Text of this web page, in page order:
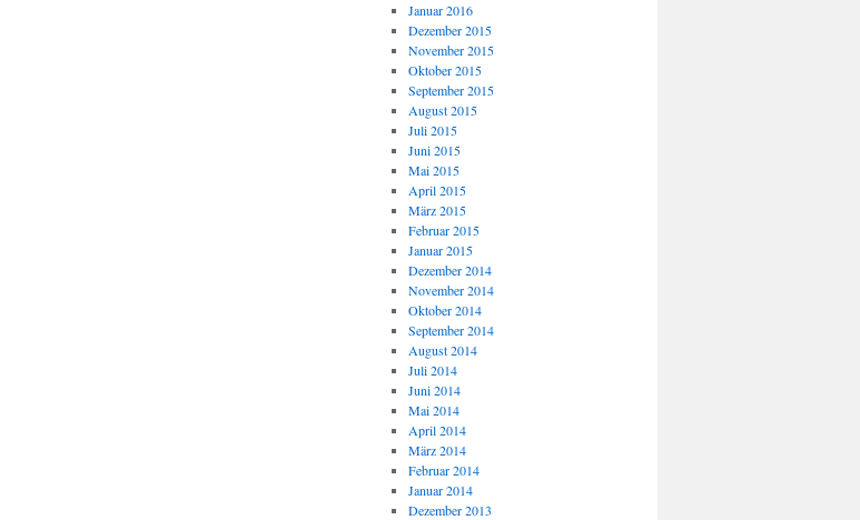
Januar 2016
Dezember 2015
November 2015
Oktober 2015
September 2015
August 2015
Juli 2015
Juni 2015
Mai 2015
April 2015
März 2015
Februar 2015
Januar 2015
Dezember 2014
November 2014
Oktober 2014
September 2014
August 2014
Juli 2014
Juni 2014
Mai 2014
April 2014
März 2014
Februar 2014
Januar 2014
Dezember 2013